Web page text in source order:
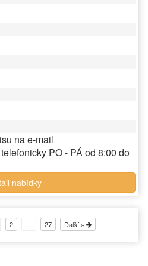
na e-mail
PO - PÁ od 8:00 do
nabídky
2 27 Další »